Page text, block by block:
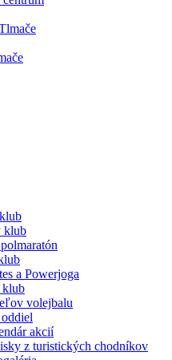
klub
a Powerjoga
klub
volejbalu
akcií
z turistických chodníkov